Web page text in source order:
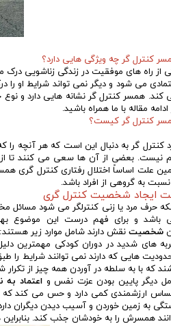
کنترل گر چه ویژگی هایی دارد؟
از راه های موفقیت در زندگی زناشویی
می شود و دیگر نمی تواند شرایط او
کند. همسر کنترل گر نشانه هایی دارد و نوع
ادامه مقاله با ما همراه باشید.
کنترل گر کیست؟
کنترل گر به دنبال این است که هر آنچه
نیست. بعضی از آن ها سعی می کنند تا از
علت اساساً اختلال رفتاری کنترل گری
نسبت به گروهی از افراد باشد.
ایجاد شخصیت کنترل گری
حرف مرد یا زنی کنترلگر می شود مسائل
باشد و برای فهم درست این موضوع
شخصیت نقش دارند شامل موارد زیر هستند:
های شدید در دوران کودکی مهمترین
هایی که دارند نمی توانند شرایط
که با به سلطه در آوردن همه چیز از
دیگر پایین بودن عزت نفس و اعتماد
ارزشمندی کمی دارد و حس می کند که
به زمین خوردن و آسیب دیدن دیگران
همسرش را به خودشان جذب کند.